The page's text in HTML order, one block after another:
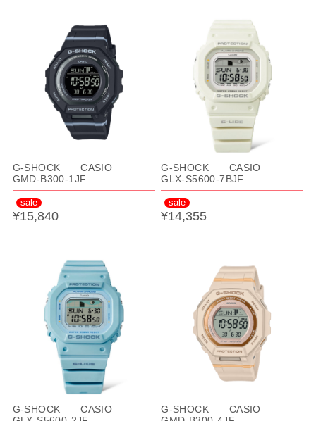
G-SHOCK CASIO
GMD-B300-1JF
sale
¥15,840
G-SHOCK CASIO
GLX-S5600-7BJF
sale
¥14,355
G-SHOCK CASIO
G-SHOCK CASIO